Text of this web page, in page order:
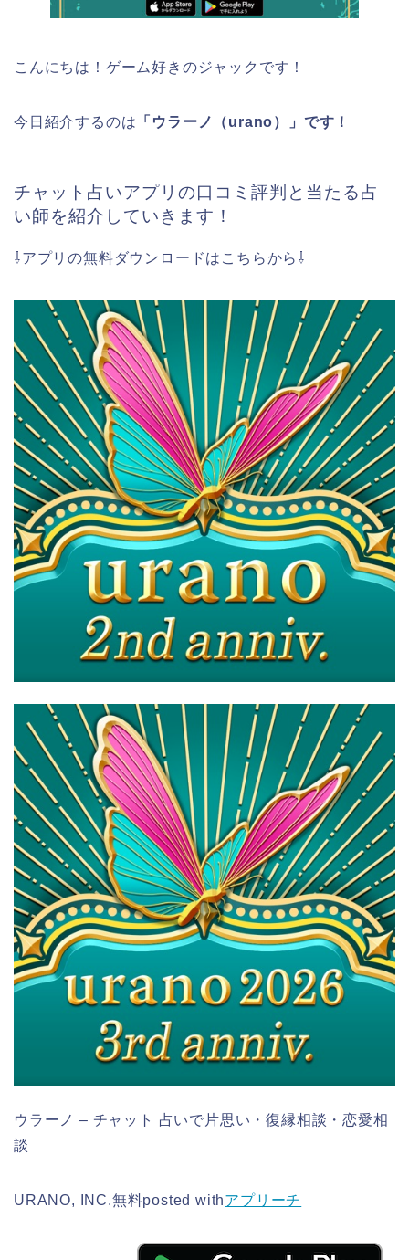
こんにちは！ゲーム好きのジャックです！
今日紹介するのは 「ウラーノ（urano）」です！
チャット占いアプリの口コミ評判と当たる占
い師を紹介していきます！
⇩アプリの無料ダウンロードはこちらから⇩
ウラーノ – チャット 占いで片思い・復縁相談・恋愛相
談
URANO, INC.無料posted withアプリーチ